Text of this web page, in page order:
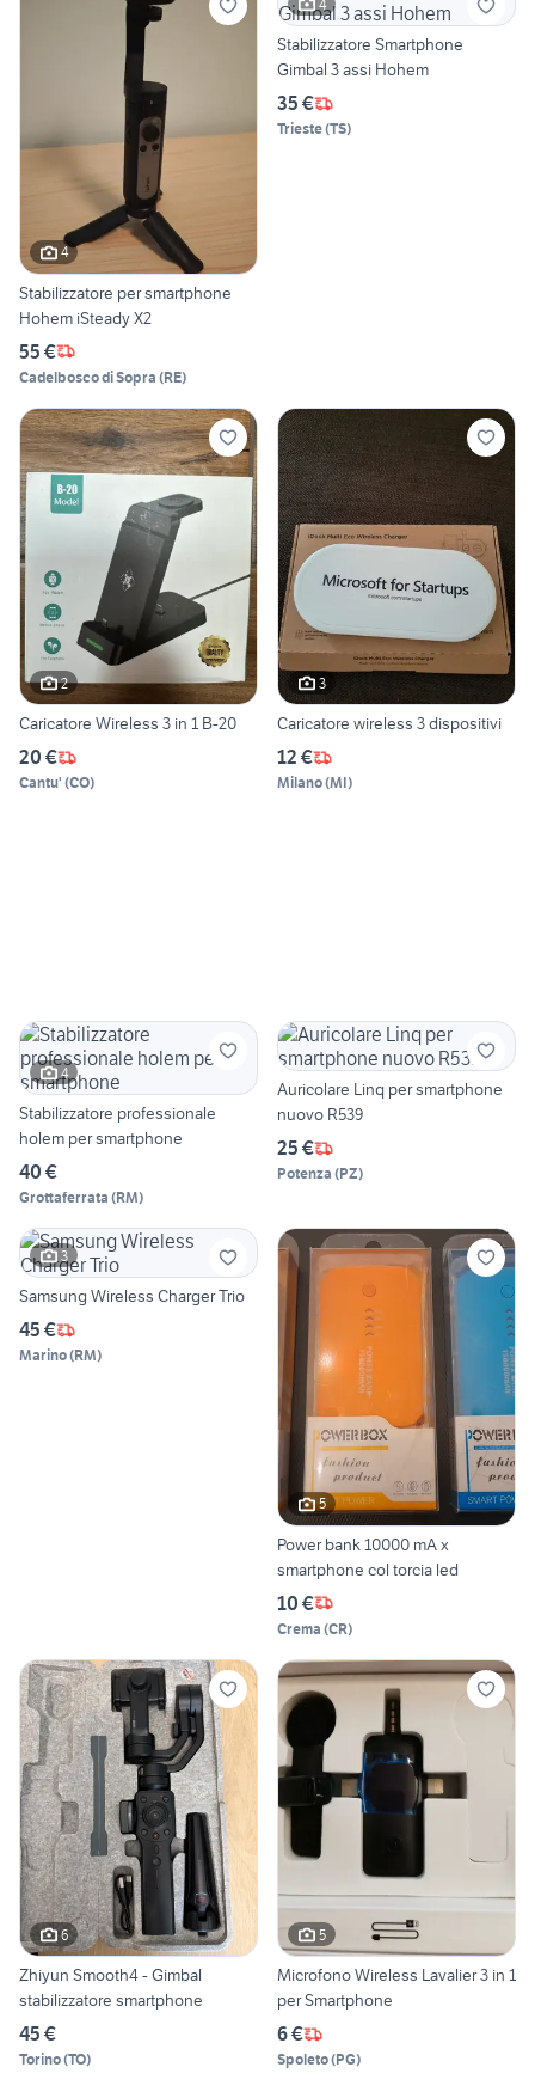
4
Stabilizzatore per smartphone
Hohem iSteady X2
55 €
Cadelbosco di Sopra (RE)
4
Stabilizzatore Smartphone
Gimbal 3 assi Hohem
35 €
Trieste(TS)
2
Caricatore Wireless 3 in 1 B-20
20 €
Cantu' (CO)
3
Caricatore wireless 3 dispositivi
12 €
Milano(MI)
4
Stabilizzatore professionale
holem per smartphone
40 €
Grottaferrata (RM)
Auricolare Linq per smartphone
nuovo R539
25 €
Potenza (PZ)
3
Samsung Wireless Charger Trio
45 €
Marino(RM)
5
Power bank 10000 mA x
smartphone col torcia led
10 €
Crema (CR)
6
Zhiyun Smooth4 - Gimbal
stabilizzatore smartphone
45 €
Torino(TO)
5
Microfono Wireless Lavalier 3 in 1
per Smartphone
6 €
Spoleto(PG)